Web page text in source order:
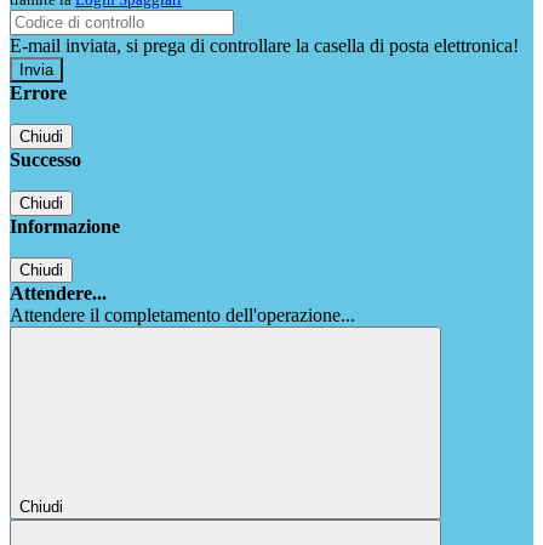
E-mail inviata, si prega di controllare la casella di posta elettronica!
Errore
Chiudi
Successo
Chiudi
Informazione
Chiudi
Attendere...
Attendere il completamento dell'operazione...
Chiudi